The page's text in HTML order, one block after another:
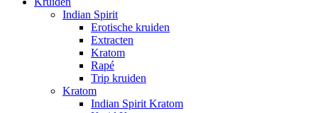
Indian Spirit
Erotische kruiden
Extracten
Kratom
Rapé
Trip kruiden
Kratom
Indian Spirit Kratom